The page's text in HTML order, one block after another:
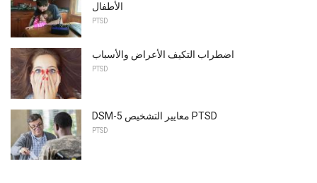
الأطفال
PTSD
اضطراب التكيف الأعراض والأسباب
PTSD
DSM-5 معايير التشخيص PTSD
PTSD